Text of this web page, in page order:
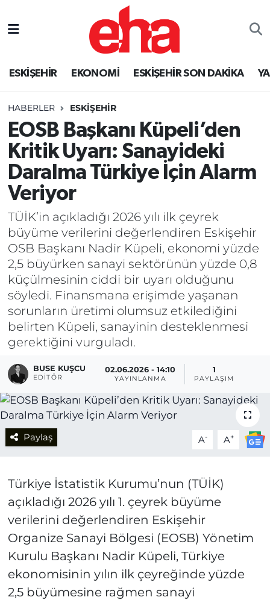
ESKİŞEHİR EKONOMİ ESKİŞEHİR SON DAKİKA
HABERLER ESKİŞEHİR
EOSB Başkanı Küpeli’den
Kritik Uyarı: Sanayideki
Daralma Türkiye İçin Alarm
Veriyor
TÜİK’in açıkladığı 2026 yılı ilk çeyrek
büyüme verilerini değerlendiren Eskişehir
OSB Başkanı Nadir Küpeli, ekonomi yüzde
2,5 büyürken sanayi sektörünün yüzde 0,8
küçülmesinin ciddi bir uyarı olduğunu
söyledi. Finansmana erişimde yaşanan
sorunların üretimi olumsuz etkilediğini
belirten Küpeli, sanayinin desteklenmesi
gerektiğini vurguladı.
BUSE KUŞCU
EDITÖR
02.06.2026 - 14:10
YAYINLANMA
1
PAYLAŞIM
Paylaş A- A+
Türkiye İstatistik Kurumu’nun (TÜİK)
açıkladığı 2026 yılı 1. çeyrek büyüme
verilerini değerlendiren Eskişehir
Organize Sanayi Bölgesi (EOSB) Yönetim
Kurulu Başkanı Nadir Küpeli, Türkiye
ekonomisinin yılın ilk çeyreğinde yüzde
2,5 büyümesine rağmen sanayi